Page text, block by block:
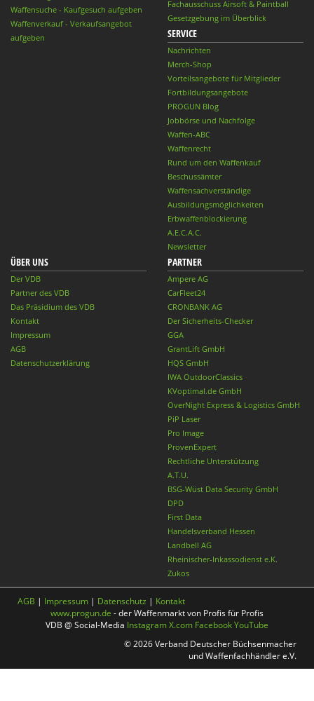
Waffensuche - Kaufgesuch aufgeben
Waffenverkauf - Verkaufsangebot
aufgeben
Fachausschuss Airsoft & Paintball
Gesetzgebung im Überblick
SERVICE
Nachrichten
Merch-Shop
Vorteilsangebote für Mitglieder
Fortbildungsangebote
PROGUN Blog
Jobbörse und Nachfolge
Waffen-ABC
Waffenrecht
Rund um den Waffenkauf
Beschussämter
Waffensachverständige
Ausbildungsmöglichkeiten
Erbwaffenblockierung
A.E.C.A.C.
Newsletter
ÜBER UNS
Der VDB
Partner des VDB
Das Präsidium des VDB
Kontakt
Impressum
AGB
Datenschutzerklärung
PARTNER
Ampere AG
CarFleet24
CRONBANK AG
Der Sicherheits-Checker
GGA
GrantLift GmbH
HQS GmbH
IWA OutdoorClassics
KVoptimal.de GmbH
OverNight Express & Logistics GmbH
PiP Laser
Pro Image
ProvenExpert
Rechtliche Unterstützung
A.T.U.
BSG-Wüst Data Security GmbH
DPD
First Data
Handelsverband Hessen
Landbell AG
Rheinischer-Inkassodienst e.K.
Zukos
AGB | Impressum | Datenschutz | Kontakt
www.progun.de - der Waffenmarkt von Profis für Profis
VDB @ Social-Media InstagramX.com FacebookYouTube
© 2026 Verband Deutscher Büchsenmacher
und Waffenfachhändler e.V.